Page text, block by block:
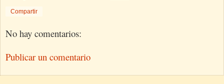
Compartir
No hay comentarios:
Publicar un comentario